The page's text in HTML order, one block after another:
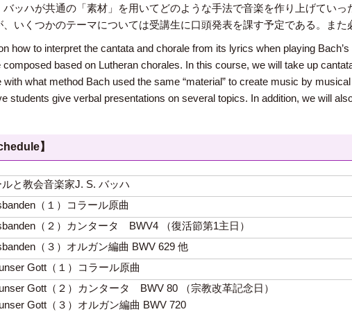
ッハが共通の「素材」を用いてどのような手法で音楽を作り上げてい
いくつかのテーマについては受講生に口頭発表を課す予定である。また
how to interpret the cantata and chorale from its lyrics when playing
based on Lutheran chorales. In this course, we will take up
what method Bach used the same “material” to create music by
students give verbal presentations on several topics. In addition, we will
】
と教会音楽家J. S. バッハ
（１）コラール原曲
（２）カンタータ BWV4 （復活節第1主日）
（３）オルガン編曲 BWV 629 他
Gott（１）コラール原曲
Gott（２）カンタータ BWV 80 （宗教改革記念日）
Gott（３）オルガン編曲 BWV 720